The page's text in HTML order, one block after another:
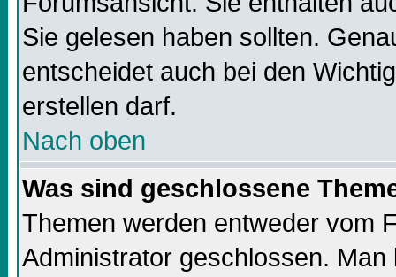
Sie gelesen haben sollten.
entscheidet auch bei den
erstellen darf.
Nach oben
Was sind geschlossene
Themen werden entweder vom
Administrator geschlossen.